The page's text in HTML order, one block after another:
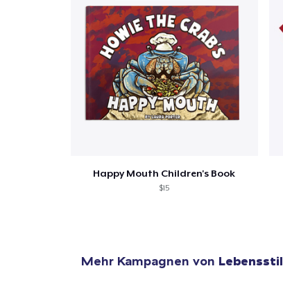
Happy Mouth Children's Book
$15
Mehr Kampagnen von Lebensstil